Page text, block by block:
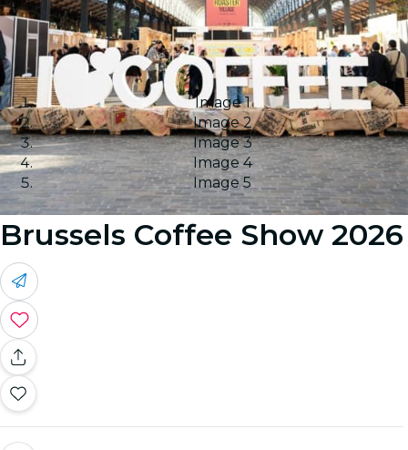
Image 1
Image 2
Image 3
Image 4
Image 5
Brussels Coffee Show 2026